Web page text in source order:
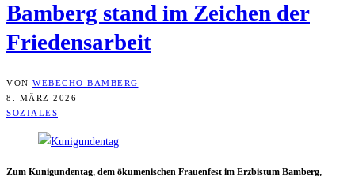
Bam­berg stand im Zei­chen der
Friedensarbeit
VON WEBECHO BAMBERG
8. MÄRZ 2026
SOZIALES
Zum Kuni­gun­den­tag, dem öku­me­ni­schen Frau­en­fest im Erz­bis­tum Bam­berg,